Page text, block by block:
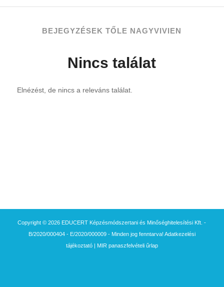
BEJEGYZÉSEK TŐLE NAGYVIVIEN
Nincs találat
Elnézést, de nincs a releváns találat.
Copyright © 2026 EDUCERT Képzésmódszertani és Minőséghitelesítési Kft. -
B/2020/000404 - E/2020/000009 - Minden jog fenntarva! Adatkezelési
tájékoztató| MIR panaszfelvételi űrlap